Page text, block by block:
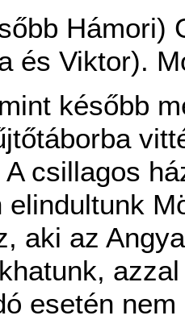
Hámori)
és Viktor).
később
csillagos
elindultunk
aki az
esetén